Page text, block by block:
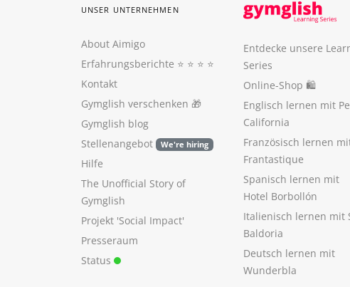
UNSER UNTERNEHMEN
About Aimigo
Erfahrungsberichte ⭐️ ⭐️ ⭐️ ⭐️
Kontakt
Gymglish verschenken 🎁
Gymglish blog
Stellenangebot
We're hiring
Hilfe
The Unofficial Story of
Gymglish
Projekt 'Social Impact'
Presseraum
Status
Entdecke unsere
Series
Online-Shop 🛍
Englisch lernen mit
California
Französisch lernen
Frantastique
Spanisch lernen mit
Hotel Borbollón
Italienisch lernen mit
Baldoria
Deutsch lernen mit
Wunderbla